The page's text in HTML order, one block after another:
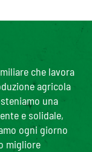
che lavora
agricola
una
e solidale,
ogni giorno
migliore